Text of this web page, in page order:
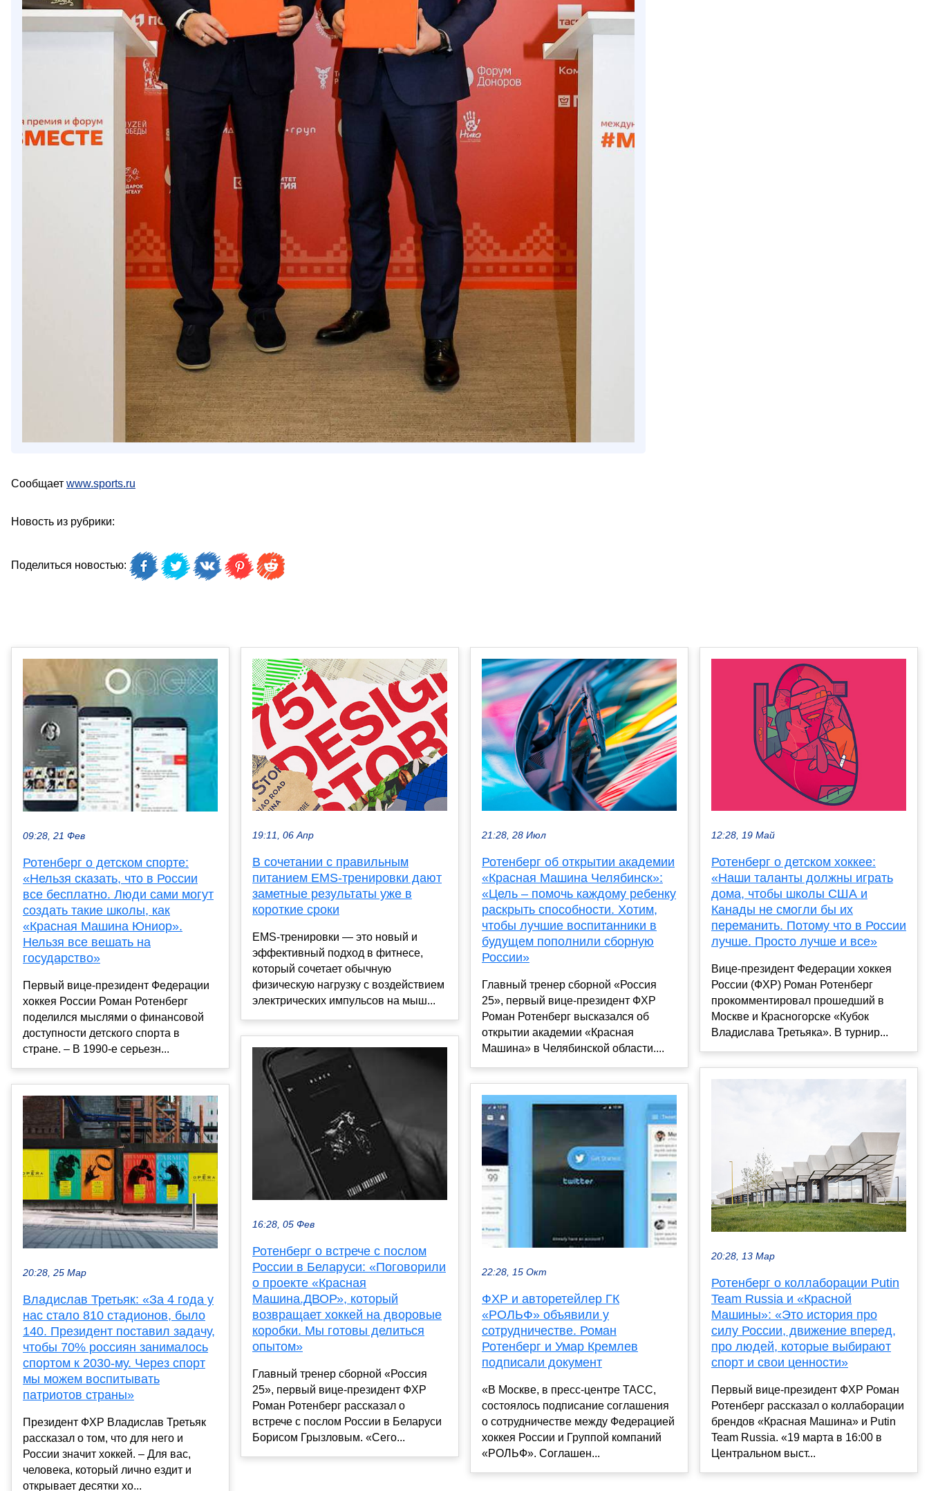
Сообщает www.sports.ru
Новость из рубрики:
Поделиться новостью:
09:28, 21 Фев
Ротенберг о детском спорте:
«Нельзя сказать, что в России
все бесплатно. Люди сами могут
создать такие школы, как
«Красная Машина Юниор».
Нельзя все вешать на
государство»
Первый вице-президент Федерации
хоккея России Роман Ротенберг
поделился мыслями о финансовой
доступности детского спорта в
стране. – В 1990-е серьезн...
20:28, 25 Мар
Владислав Третьяк: «За 4 года у
нас стало 810 стадионов, было
140. Президент поставил задачу,
чтобы 70% россиян занималось
спортом к 2030-му. Через спорт
мы можем воспитывать
патриотов страны»
Президент ФХР Владислав Третьяк
рассказал о том, что для него и
России значит хоккей. – Для вас,
человека, который лично ездит и
открывает десятки хо...
19:11, 06 Апр
В сочетании с правильным
питанием EMS-тренировки дают
заметные результаты уже в
короткие сроки
EMS-тренировки — это новый и
эффективный подход в фитнесе,
который сочетает обычную
физическую нагрузку с воздействием
электрических импульсов на мыш...
16:28, 05 Фев
Ротенберг о встрече с послом
России в Беларуси: «Поговорили
о проекте «Красная
Машина.ДВОР», который
возвращает хоккей на дворовые
коробки. Мы готовы делиться
опытом»
Главный тренер сборной «Россия
25», первый вице-президент ФХР
Роман Ротенберг рассказал о
встрече с послом России в Беларуси
Борисом Грызловым. «Сего...
21:28, 28 Июл
Ротенберг об открытии академии
«Красная Машина Челябинск»:
«Цель – помочь каждому ребенку
раскрыть способности. Хотим,
чтобы лучшие воспитанники в
будущем пополнили сборную
России»
Главный тренер сборной «Россия
25», первый вице-президент ФХР
Роман Ротенберг высказался об
открытии академии «Красная
Машина» в Челябинской области....
22:28, 15 Окт
ФХР и авторетейлер ГК
«РОЛЬФ» объявили у
сотрудничестве. Роман
Ротенберг и Умар Кремлев
подписали документ
«В Москве, в пресс-центре ТАСС,
состоялось подписание соглашения
о сотрудничестве между Федерацией
хоккея России и Группой компаний
«РОЛЬФ». Соглашен...
12:28, 19 Май
Ротенберг о детском хоккее:
«Наши таланты должны играть
дома, чтобы школы США и
Канады не смогли бы их
переманить. Потому что в России
лучше. Просто лучше и все»
Вице‑президент Федерации хоккея
России (ФХР) Роман Ротенберг
прокомментировал прошедший в
Москве и Красногорске «Кубок
Владислава Третьяка». В турнир...
20:28, 13 Мар
Ротенберг о коллаборации Putin
Team Russia и «Красной
Машины»: «Это история про
силу России, движение вперед,
про людей, которые выбирают
спорт и свои ценности»
Первый вице-президент ФХР Роман
Ротенберг рассказал о коллаборации
брендов «Красная Машина» и Putin
Team Russia. «19 марта в 16:00 в
Центральном выст...